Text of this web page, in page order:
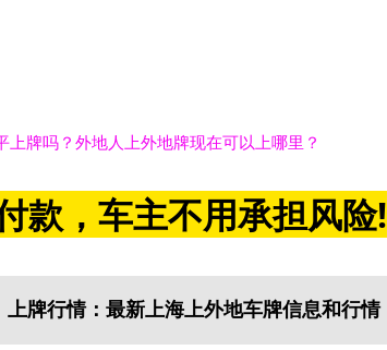
牌吗？外地人上外地牌现在可以上哪里？
款，车主不用承担风险!
上牌行情：最新上海上外地车牌信息和行情